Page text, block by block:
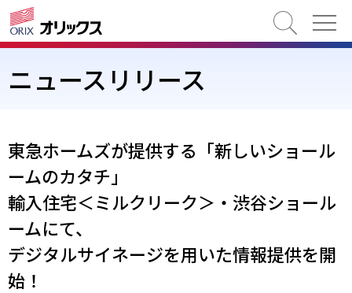
検索
ニュースリリース
東急ホームズが提供する「新しいショール
ームのカタチ」
輸入住宅＜ミルクリーク＞・渋谷ショール
ームにて、
デジタルサイネージを用いた情報提供を開
始！